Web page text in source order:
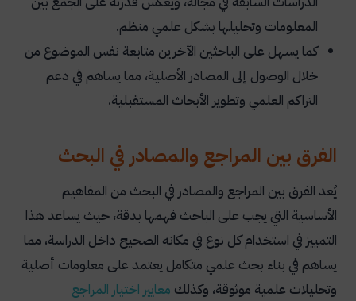
المعلومات وتحليلها بشكل علمي منظم.
كما يسهل على الباحثين الآخرين متابعة نفس الموضوع من
خلال الوصول إلى المصادر الأصلية، مما يساهم في دعم
التراكم العلمي وتطوير الأبحاث المستقبلية.
الفرق بين المراجع والمصادر في البحث
يُعد الفرق بين المراجع والمصادر في البحث من المفاهيم
الأساسية التي يجب على الباحث فهمها بدقة، حيث يساعد هذا
التمييز في استخدام كل نوع في مكانه الصحيح داخل الدراسة، مما
يساهم في بناء بحث علمي متكامل يعتمد على معلومات أصلية
وتحليلات علمية موثوقة، وكذلك معايير اختيار المراجع